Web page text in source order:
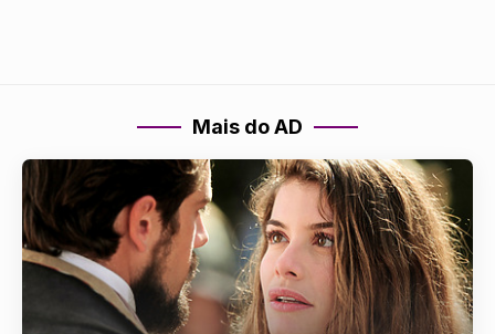
Mais do AD